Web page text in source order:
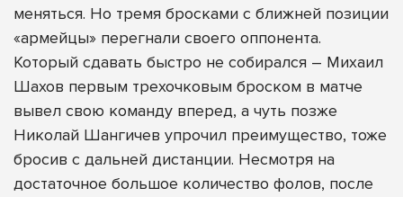
меняться. Но тремя бросками с ближней позиции
«армейцы» перегнали своего оппонента.
Который сдавать быстро не собирался – Михаил
Шахов первым трехочковым броском в матче
вывел свою команду вперед, а чуть позже
Николай Шангичев упрочил преимущество, тоже
бросив с дальней дистанции. Несмотря на
достаточное большое количество фолов, после